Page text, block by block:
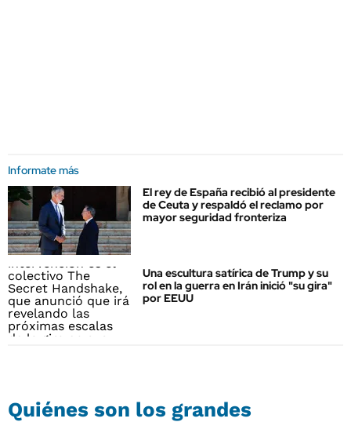
Informate más
El rey de España recibió al presidente
de Ceuta y respaldó el reclamo por
mayor seguridad fronteriza
Una escultura satírica de Trump y su
rol en la guerra en Irán inició "su gira"
por EEUU
Quiénes son los grandes